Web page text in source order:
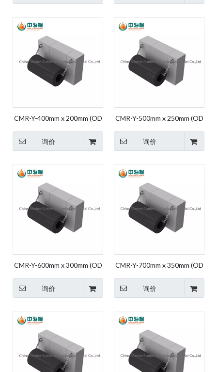
胶
胶
CMR-Y-400mm x 200mm (OD
保险杠 船用挡泥板 圆柱形橡
胶
询价
CMR-Y-500mm x 250mm (OD
保险杠 船用挡泥板 圆柱形橡
胶
询价
CMR-Y-600mm x 300mm (OD
保险杠 船用挡泥板 圆柱形橡
胶
询价
CMR-Y-700mm x 350mm (OD
保险杠 船用挡泥板 圆柱形橡
胶
询价